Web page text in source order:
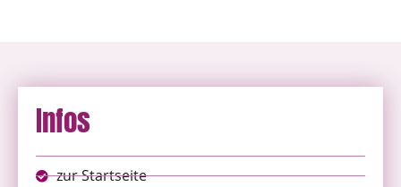
Infos
zur Startseite